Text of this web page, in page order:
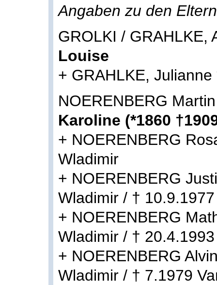
Angaben zu den
GROLKI / GRAHLKE,
Louise
+ GRAHLKE,
NOERENBERG
Karoline (*1860
+ NOERENBERG
Wladimir
+ NOERENBERG
Wladimir / †
+ NOERENBERG
Wladimir / †
+ NOERENBERG
Wladimir / † 7.1979